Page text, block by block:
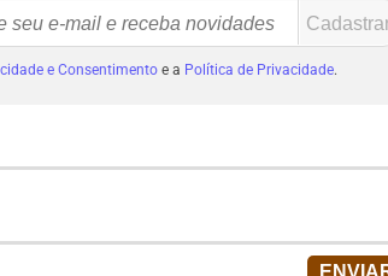
e Consentimentoe a Política de Privacidade.